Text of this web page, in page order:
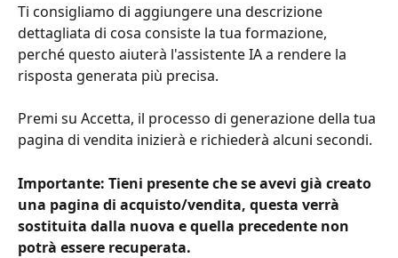
Ti consigliamo di aggiungere una descrizione
dettagliata di cosa consiste la tua formazione,
perché questo aiuterà l'assistente IA a rendere la
risposta generata più precisa.
Premi su Accetta, il processo di generazione della tua
pagina di vendita inizierà e richiederà alcuni secondi.
Importante: Tieni presente che se avevi già creato
una pagina di acquisto/vendita, questa verrà
sostituita dalla nuova e quella precedente non
potrà essere recuperata.